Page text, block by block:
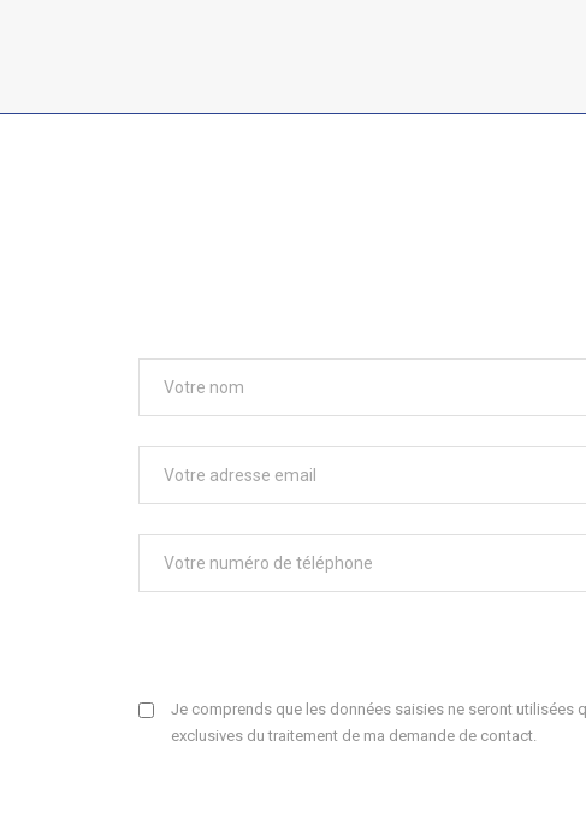
Je comprends que les données saisies ne seront utilisées
exclusives du traitement de ma demande de contact.